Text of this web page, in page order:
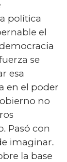
política
el
se
esa
en el poder
no
Pasó con
imaginar.
la base